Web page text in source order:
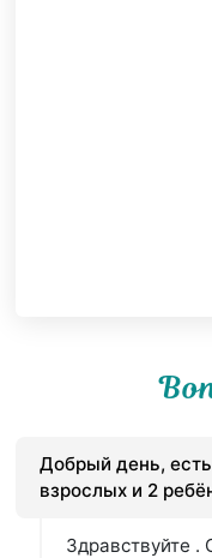
Добрый день,
взрослых и 2
Здравствуйте